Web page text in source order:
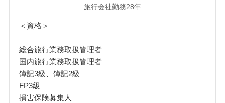
旅行会社勤務28年
＜資格＞
総合旅行業務取扱管理者
国内旅行業務取扱管理者
簿記3級、簿記2級
FP3級
損害保険募集人